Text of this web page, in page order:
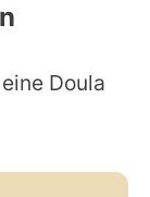
Doula